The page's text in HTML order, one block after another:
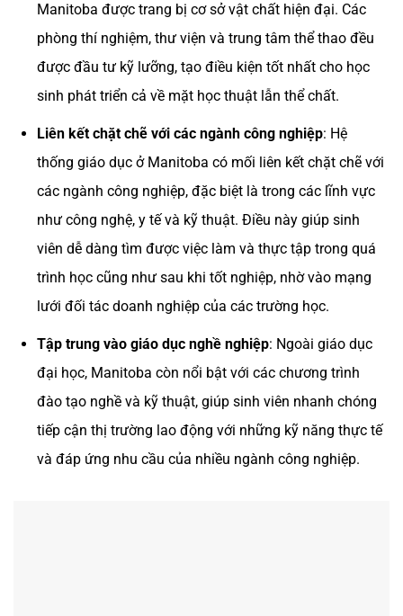
Manitoba được trang bị cơ sở vật chất hiện đại. Các
phòng thí nghiệm, thư viện và trung tâm thể thao đều
được đầu tư kỹ lưỡng, tạo điều kiện tốt nhất cho học
sinh phát triển cả về mặt học thuật lẫn thể chất.
Liên kết chặt chẽ với các ngành công nghiệp: Hệ
thống giáo dục ở Manitoba có mối liên kết chặt chẽ với
các ngành công nghiệp, đặc biệt là trong các lĩnh vực
như công nghệ, y tế và kỹ thuật. Điều này giúp sinh
viên dễ dàng tìm được việc làm và thực tập trong quá
trình học cũng như sau khi tốt nghiệp, nhờ vào mạng
lưới đối tác doanh nghiệp của các trường học.
Tập trung vào giáo dục nghề nghiệp: Ngoài giáo dục
đại học, Manitoba còn nổi bật với các chương trình
đào tạo nghề và kỹ thuật, giúp sinh viên nhanh chóng
tiếp cận thị trường lao động với những kỹ năng thực tế
và đáp ứng nhu cầu của nhiều ngành công nghiệp.